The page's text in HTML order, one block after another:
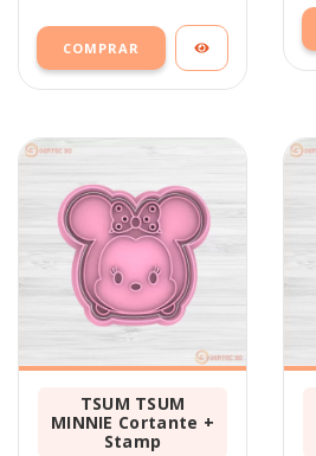
COMPRAR
TSUM TSUM
MINNIE Cortante +
Stamp